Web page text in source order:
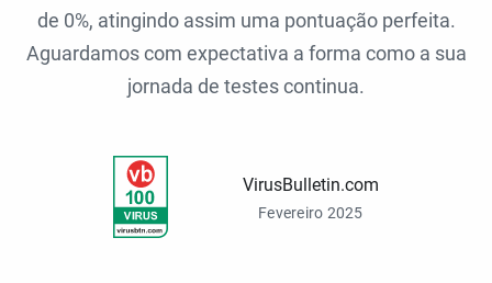
de 0%, atingindo assim uma pontuação perfeita.
Aguardamos com expectativa a forma como a sua
jornada de testes continua.
VirusBulletin.com
Fevereiro 2025